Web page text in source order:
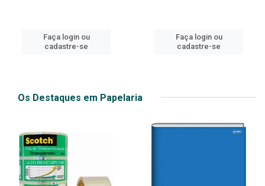
Faça login ou
cadastre-se
Faça login ou
cadastre-se
Os Destaques em Papelaria